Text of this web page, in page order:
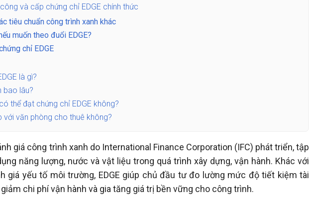
và cấp chứng chỉ EDGE chính thức
tiêu chuẩn công trình xanh khác
muốn theo đuổi EDGE?
chỉ EDGE
là gì?
bao lâu?
thể đạt chứng chỉ EDGE không?
với văn phòng cho thuê không?
giá công trình xanh do International Finance Corporation (IFC) phát triển, tập
năng lượng, nước và vật liệu trong quá trình xây dựng, vận hành. Khác với
giá yếu tố môi trường, EDGE giúp chủ đầu tư đo lường mức độ tiết kiệm tài
chi phí vận hành và gia tăng giá trị bền vững cho công trình.